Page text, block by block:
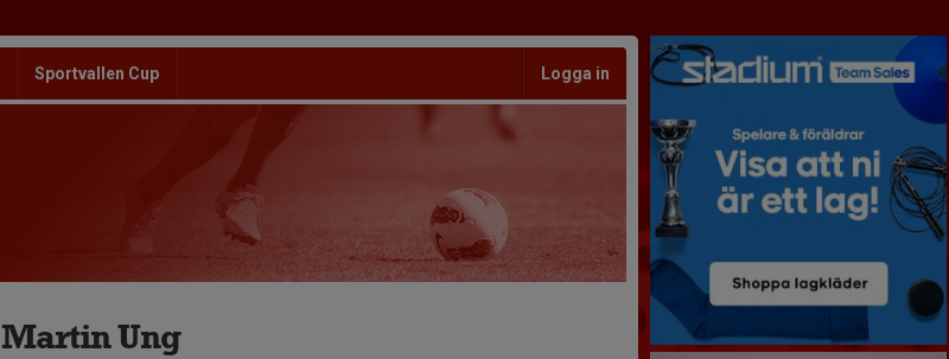
Sportvallen Cup Logga in
Martin Ung